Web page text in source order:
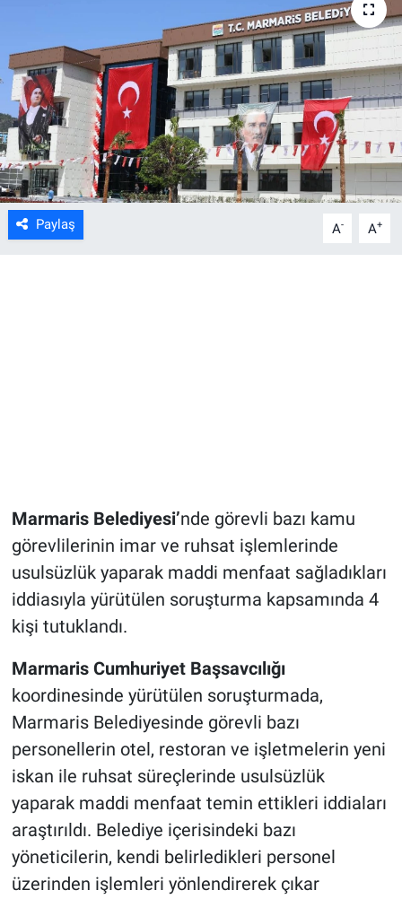
Paylaş A- A+
Marmaris Belediyesi’nde görevli bazı kamu
görevlilerinin imar ve ruhsat işlemlerinde
usulsüzlük yaparak maddi menfaat sağladıkları
iddiasıyla yürütülen soruşturma kapsamında 4
kişi tutuklandı.
Marmaris Cumhuriyet Başsavcılığı
koordinesinde yürütülen soruşturmada,
Marmaris Belediyesinde görevli bazı
personellerin otel, restoran ve işletmelerin yeni
iskan ile ruhsat süreçlerinde usulsüzlük
yaparak maddi menfaat temin ettikleri iddiaları
araştırıldı. Belediye içerisindeki bazı
yöneticilerin, kendi belirledikleri personel
üzerinden işlemleri yönlendirerek çıkar